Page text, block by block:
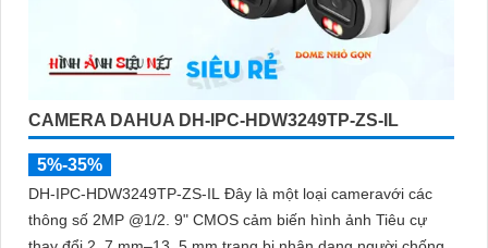
CAMERA DAHUA DH-IPC-HDW3249TP-ZS-IL
5%-35%
DH-IPC-HDW3249TP-ZS-IL Đây là một loại cameravới các
thông số 2MP @1/2. 9" CMOS cảm biến hình ảnh Tiêu cự